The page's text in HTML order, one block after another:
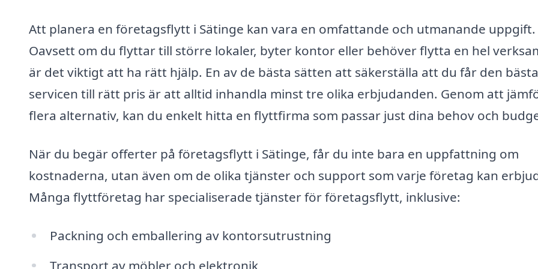
Att planera en företagsflytt i Sätinge kan vara en omfattande och utmanande uppgift.
Oavsett om du flyttar till större lokaler, byter kontor eller behöver flytta en hel
är det viktigt att ha rätt hjälp. En av de bästa sätten att säkerställa att du får den bästa
servicen till rätt pris är att alltid inhandla minst tre olika erbjudanden. Genom att
flera alternativ, kan du enkelt hitta en flyttfirma som passar just dina behov och
När du begär offerter på företagsflytt i Sätinge, får du inte bara en uppfattning om
kostnaderna, utan även om de olika tjänster och support som varje företag kan
Många flyttföretag har specialiserade tjänster för företagsflytt, inklusive:
Packning och emballering av kontorsutrustning
Transport av möbler och elektronik